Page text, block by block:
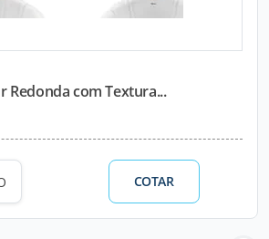
Redonda com Textura...
COTAR